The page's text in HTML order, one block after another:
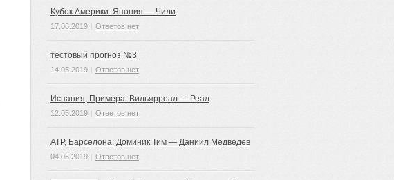
Кубок Америки: Япония — Чили
17.06.2019 Ответов нет
тестовый прогноз №3
14.05.2019 Ответов нет
Испания, Примера: Вильярреал — Реал
12.05.2019 Ответов нет
ATP, Барселона: Доминик Тим — Даниил Медведев
04.05.2019 Ответов нет